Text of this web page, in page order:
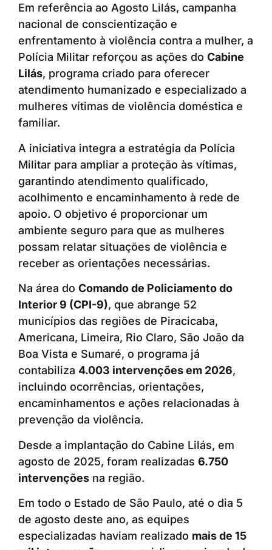
Em referência ao Agosto Lilás, campanha
nacional de conscientização e
enfrentamento à violência contra a mulher, a
Polícia Militar reforçou as ações do Cabine
Lilás, programa criado para oferecer
atendimento humanizado e especializado a
mulheres vítimas de violência doméstica e
familiar.
A iniciativa integra a estratégia da Polícia
Militar para ampliar a proteção às vítimas,
garantindo atendimento qualificado,
acolhimento e encaminhamento à rede de
apoio. O objetivo é proporcionar um
ambiente seguro para que as mulheres
possam relatar situações de violência e
receber as orientações necessárias.
Na área do Comando de Policiamento do
Interior 9 (CPI-9), que abrange 52
municípios das regiões de Piracicaba,
Americana, Limeira, Rio Claro, São João da
Boa Vista e Sumaré, o programa já
contabiliza 4.003 intervenções em 2026,
incluindo ocorrências, orientações,
encaminhamentos e ações relacionadas à
prevenção da violência.
Desde a implantação do Cabine Lilás, em
agosto de 2025, foram realizadas 6.750
intervenções na região.
Em todo o Estado de São Paulo, até o dia 5
de agosto deste ano, as equipes
especializadas haviam realizado mais de 15